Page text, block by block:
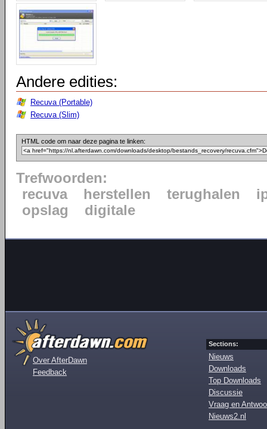
Andere edities:
Recuva (Portable)
Recuva (Slim)
HTML code om naar deze pagina te linken:
Trefwoorden:
recuva
herstellen terughalen
opslag
digitale
Over AfterDawn
Feedback
Sections:
Nieuws
Downloads
Top Downloads
Discussie
Vraag en
Nieuws2.nl